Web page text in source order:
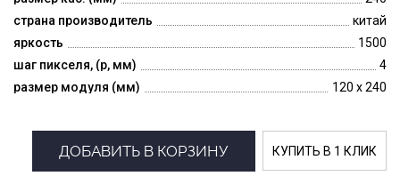
страна производитель
китай
яркость
1500
шаг пикселя, (p, мм)
4
размер модуля (мм)
120 x 240
ДОБАВИТЬ В КОРЗИНУ КУПИТЬ В 1 КЛИК